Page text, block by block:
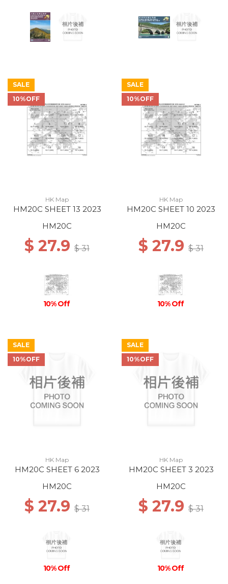
SALE
10%OFF
HK Map
HM20C SHEET 13 2023
HM20C
$ 27.9 $ 31
10% Off
SALE
10%OFF
HK Map
HM20C SHEET 10 2023
HM20C
$ 27.9 $ 31
10% Off
SALE
10%OFF
HK Map
HM20C SHEET 6 2023
HM20C
$ 27.9 $ 31
10% Off
SALE
10%OFF
HK Map
HM20C SHEET 3 2023
HM20C
$ 27.9 $ 31
10% Off